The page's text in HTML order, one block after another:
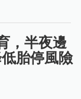
，半夜邊
胎停風險